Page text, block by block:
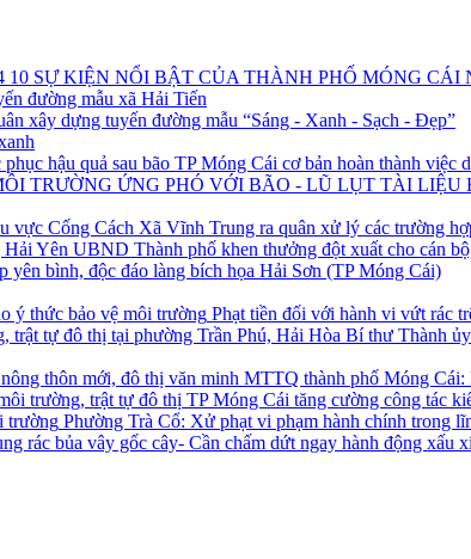
10 SỰ KIỆN NỔI BẬT CỦA THÀNH PHỐ MÓNG CÁI
đường mẫu xã Hải Tiến
xây dựng tuyến đường mẫu “Sáng - Xanh - Sạch - Đẹp”
TP Móng Cái cơ bản hoàn thành việc
TÀI LIỆU
Xã Vĩnh Trung ra quân xử lý các trường
UBND Thành phố khen thưởng đột xuất cho cán
yên bình, độc đáo làng bích họa Hải Sơn (TP Móng Cái)
Phạt tiền đối với hành vi vứt rác
Bí thư Thành
MTTQ thành phố Móng Cái:
TP Móng Cái tăng cường công tác
Phường Trà Cổ: Xử phạt vi phạm hành chính trong
rác bủa vây gốc cây- Cần chấm dứt ngay hành động xấu